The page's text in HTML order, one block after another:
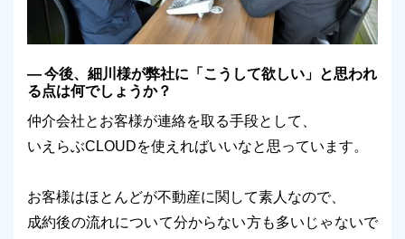
今後、細川様が弊社に「こうして欲しい」と思われ
る点は何でしょうか？
仲介会社とお客様が連絡を取る手段として、
いえらぶCLOUDを使えればいいなと思っています。
お客様はほとんどが不動産に関して素人なので、
成約後の流れについて分からない方も多いじゃないで